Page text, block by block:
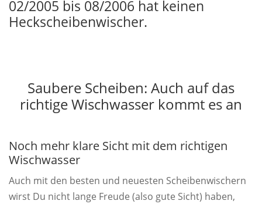
02/2005 bis 08/2006 hat keinen
Heckscheibenwischer.
Saubere Scheiben: Auch auf das
richtige Wischwasser kommt es an
Noch mehr klare Sicht mit dem richtigen
Wischwasser
Auch mit den besten und neuesten Scheibenwischern
wirst Du nicht lange Freude (also gute Sicht) haben,